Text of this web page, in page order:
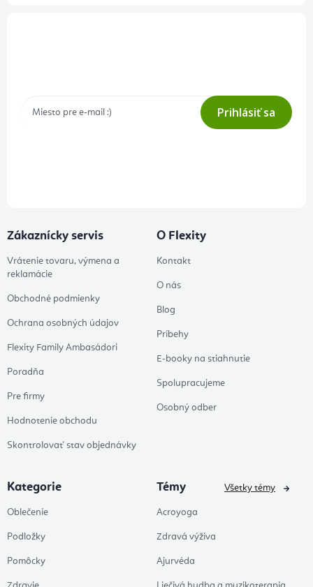
Prihlásiť sa
Zákaznícky servis
Vrátenie tovaru, výmena a
reklamácie
Obchodné podmienky
Ochrana osobných údajov
Flexity Family Ambasádori
Poradňa
Pre firmy
Hodnotenie obchodu
Skontrolovať stav objednávky
O Flexity
Kontakt
O nás
Blog
Príbehy
E-booky na stiahnutie
Spolupracujeme
Osobný odber
Kategorie
Oblečenie
Podložky
Pomôcky
Témy
Acroyoga
Zdravá výživa
Ajurvéda
Všetky témy